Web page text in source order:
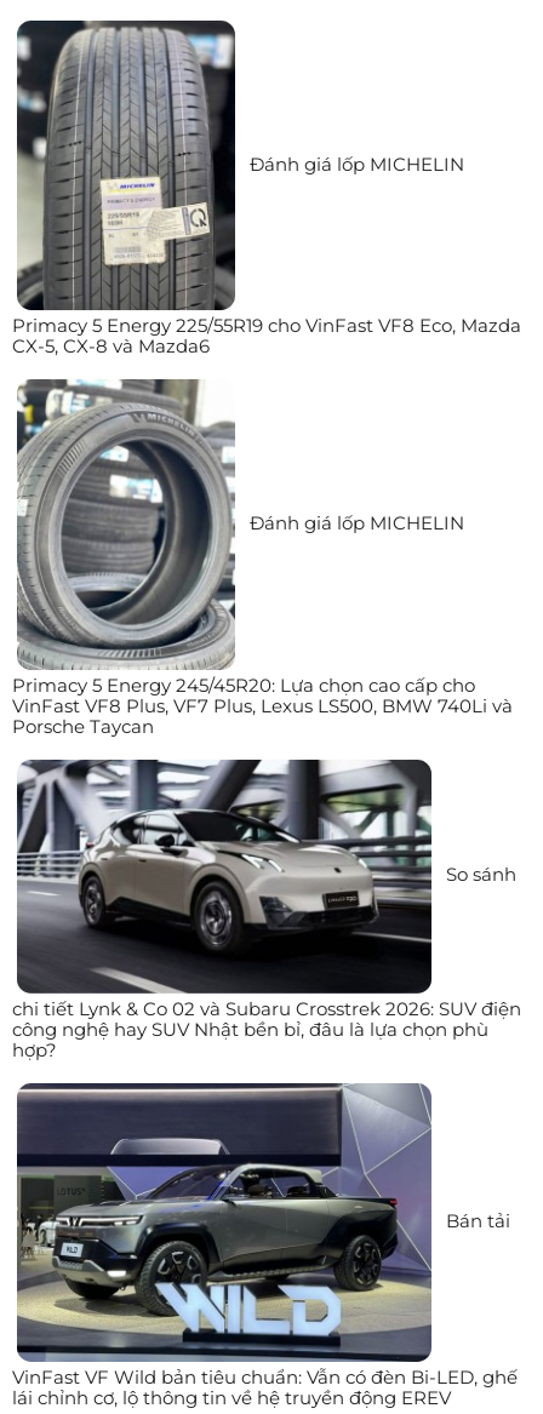
Đánh giá lốp MICHELIN
Primacy 5 Energy 225/55R19 cho VinFast VF8 Eco, Mazda
CX-5, CX-8 và Mazda6
Đánh giá lốp MICHELIN
Primacy 5 Energy 245/45R20: Lựa chọn cao cấp cho
VinFast VF8 Plus, VF7 Plus, Lexus LS500, BMW 740Li và
Porsche Taycan
So sánh
chi tiết Lynk & Co 02 và Subaru Crosstrek 2026: SUV điện
công nghệ hay SUV Nhật bền bỉ, đâu là lựa chọn phù
hợp?
Bán tải
VinFast VF Wild bản tiêu chuẩn: Vẫn có đèn Bi-LED, ghế
lái chỉnh cơ, lộ thông tin về hệ truyền động EREV